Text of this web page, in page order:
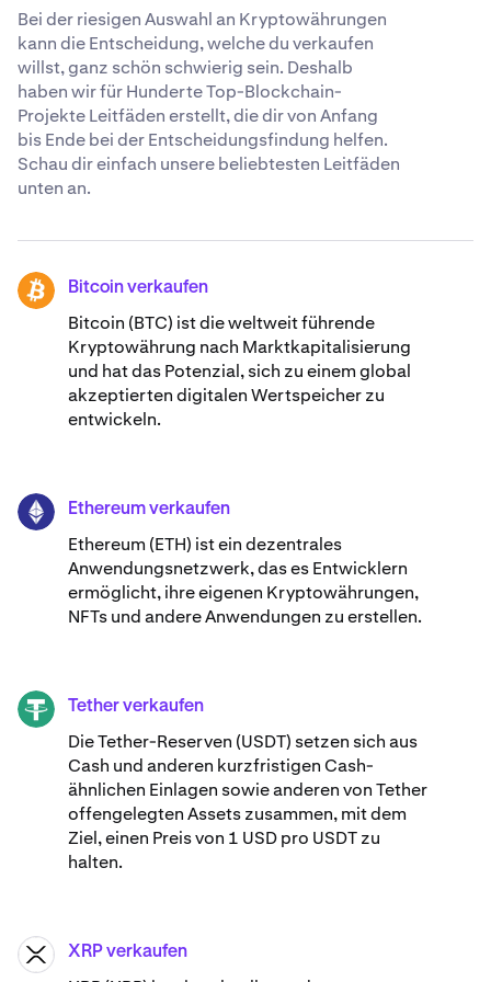
Bei der riesigen Auswahl an Kryptowährungen
kann die Entscheidung, welche du verkaufen
willst, ganz schön schwierig sein. Deshalb
haben wir für Hunderte Top-Blockchain-
Projekte Leitfäden erstellt, die dir von Anfang
bis Ende bei der Entscheidungsfindung helfen.
Schau dir einfach unsere beliebtesten Leitfäden
unten an.
BTC Bitcoin verkaufen
Bitcoin (BTC) ist die weltweit führende
Kryptowährung nach Marktkapitalisierung
und hat das Potenzial, sich zu einem global
akzeptierten digitalen Wertspeicher zu
entwickeln.
ETH Ethereum verkaufen
Ethereum (ETH) ist ein dezentrales
Anwendungsnetzwerk, das es Entwicklern
ermöglicht, ihre eigenen Kryptowährungen,
NFTs und andere Anwendungen zu erstellen.
USDT Tether verkaufen
Die Tether-Reserven (USDT) setzen sich aus
Cash und anderen kurzfristigen Cash-
ähnlichen Einlagen sowie anderen von Tether
offengelegten Assets zusammen, mit dem
Ziel, einen Preis von 1 USD pro USDT zu
halten.
XRP XRP verkaufen